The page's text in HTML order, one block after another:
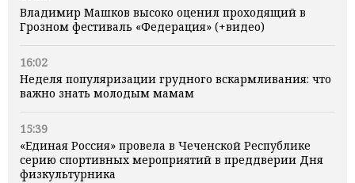
Владимир Машков высоко оценил проходящий в
Грозном фестиваль «Федерация» (+видео)
16:02
Неделя популяризации грудного вскармливания: что
важно знать молодым мамам
15:39
«Единая Россия» провела в Чеченской Республике
серию спортивных мероприятий в преддверии Дня
физкультурника